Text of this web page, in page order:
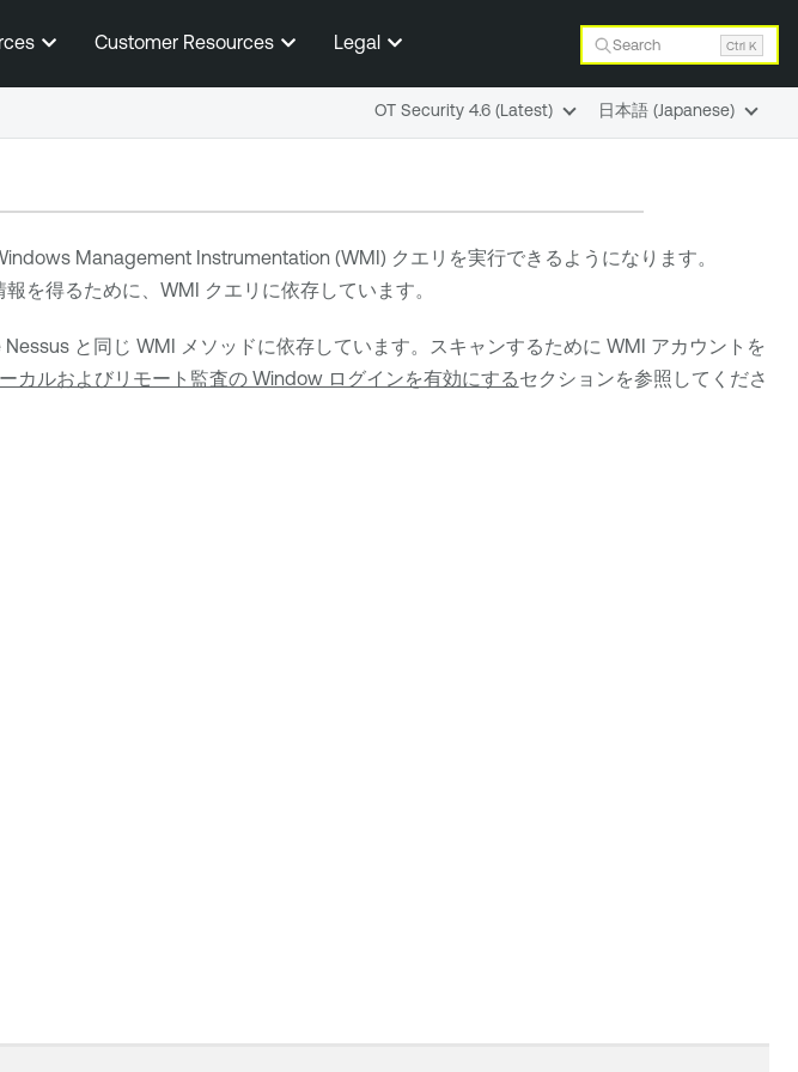
に移動するCustomer Resources Legal Search Ctrl K
Management Instrumentation (WMI) クエリを実行できるようになります。
を得るために、WMI クエリに依存しています。
Nessusと同じ WMI メソッドに依存しています。スキャンするために WMI アカウントを
カルおよびリモート監査の Window ログインを有効にするセクションを参照してくださ
OT Security 4.6 (Latest) 日本語 (Japanese)